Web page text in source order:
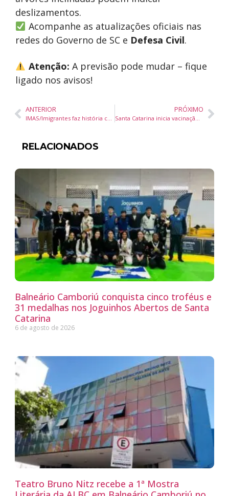
deslizamentos.
Acompanhe as atualizações oficiais nas
redes do Governo de SC e Defesa Civil.
Atenção: A previsão pode mudar – fique
ligado nos avisos!
ANTERIOR
IMAS/Imigrantes faz história com primeiras cirurgias de coluna usando tecnologia de ponta no SUS
PRÓXIMO
Santa Catarina inicia vacinação contra gripe: 3,3 milhões de pessoas prioritárias recebem dose a partir desta segunda
RELACIONADOS
Balneário Camboriú conquista cinco troféus e
31 medalhas nos Joguinhos Abertos de Santa
Catarina
6 de agosto de 2026
Teatro Bruno Nitz recebe a 1ª Mostra